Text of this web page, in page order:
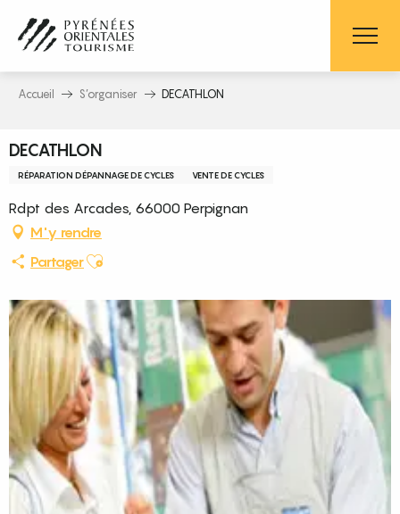
contenu
principal
Accueil S’organiser DECATHLON
DECATHLON
RÉPARATION DÉPANNAGE DE CYCLES VENTE DE CYCLES
Rdpt des Arcades, 66000 Perpignan
M'y rendre
PartagerAjouter aux favoris